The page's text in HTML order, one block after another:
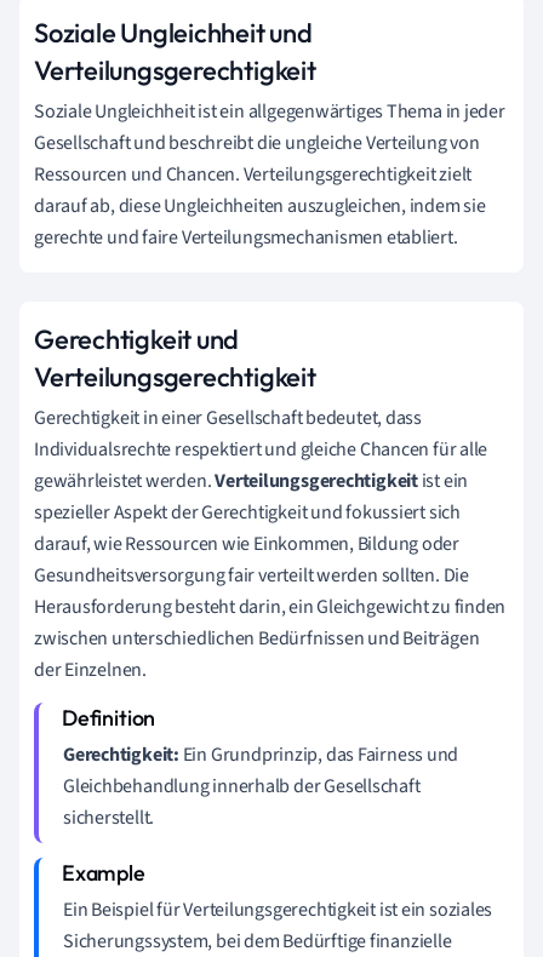
Soziale Ungleichheit und
Verteilungsgerechtigkeit
Soziale Ungleichheit ist ein allgegenwärtiges Thema in jeder
Gesellschaft und beschreibt die ungleiche Verteilung von
Ressourcen und Chancen. Verteilungsgerechtigkeit zielt
darauf ab, diese Ungleichheiten auszugleichen, indem sie
gerechte und faire Verteilungsmechanismen etabliert.
Gerechtigkeit und
Verteilungsgerechtigkeit
Gerechtigkeit in einer Gesellschaft bedeutet, dass
Individualsrechte respektiert und gleiche Chancen für alle
gewährleistet werden.Verteilungsgerechtigkeitist ein
spezieller Aspekt der Gerechtigkeit und fokussiert sich
darauf, wie Ressourcen wie Einkommen, Bildung oder
Gesundheitsversorgung fair verteilt werden sollten. Die
Herausforderung besteht darin, ein Gleichgewicht zu finden
zwischen unterschiedlichen Bedürfnissen und Beiträgen
der Einzelnen.
Gerechtigkeit: Ein Grundprinzip, das Fairness und
Gleichbehandlung innerhalb der Gesellschaft
sicherstellt.
Ein Beispiel für Verteilungsgerechtigkeit ist ein soziales
Sicherungssystem, bei dem Bedürftige finanzielle